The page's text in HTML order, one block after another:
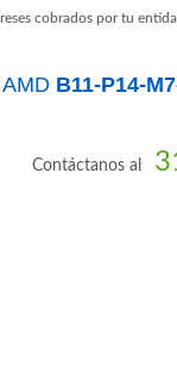
cobrados por tu
AMD B11-P14-
Contáctanos al